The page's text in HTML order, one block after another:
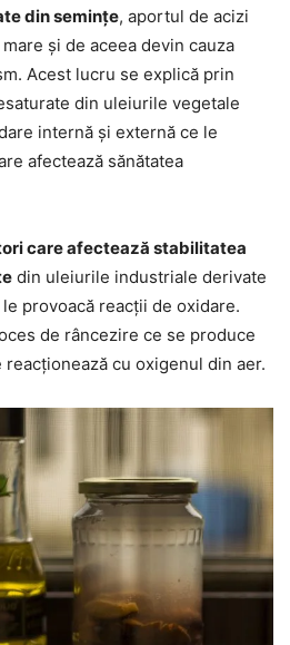
din semințe, aportul de acizi
și de aceea devin cauza
Acest lucru se explică prin
din uleiurile vegetale
internă și externă ce le
afectează sănătatea
care afectează stabilitatea
din uleiurile industriale derivate
provoacă reacții de oxidare.
de râncezire ce se produce
cu oxigenul din aer.